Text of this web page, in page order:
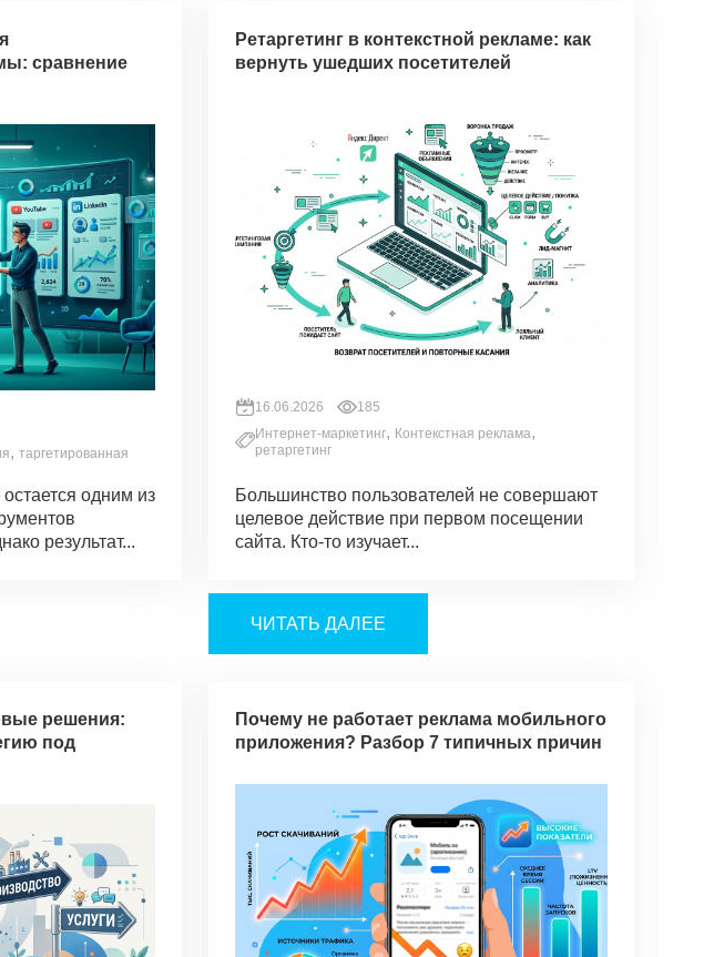
сравнение
, таргетированная
одним из
результат...
Ретаргетинг в контекстной рекламе: как
вернуть ушедших посетителей
16.06.2026
185
Интернет-маркетинг, Контекстная реклама,
ретаргетинг
Большинство пользователей не совершают
целевое действие при первом посещении
сайта. Кто-то изучает...
ЧИТАТЬ ДАЛЕЕ
решения:
под
Почему не работает реклама мобильного
приложения? Разбор 7 типичных причин